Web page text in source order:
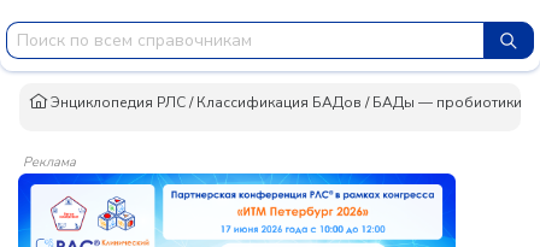
Энциклопедия РЛС/Классификация БАДов /БАДы — пробиотики и
Реклама